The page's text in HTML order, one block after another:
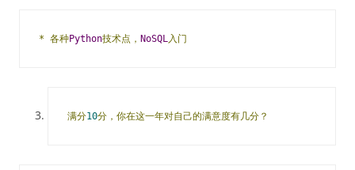
* 各种Python技术点， NoSQL入门
满分10分，你在这一年对自己的满意度有几分？